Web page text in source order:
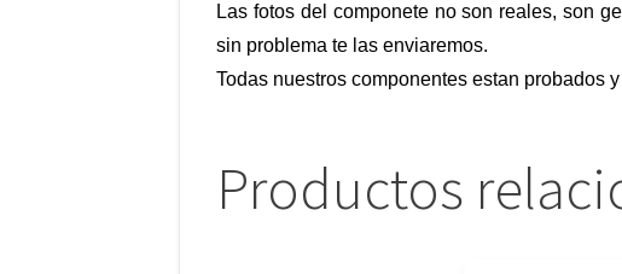
Las fotos del componete no son reales, son
sin problema te las enviaremos.
Todas nuestros componentes estan probados
Productos